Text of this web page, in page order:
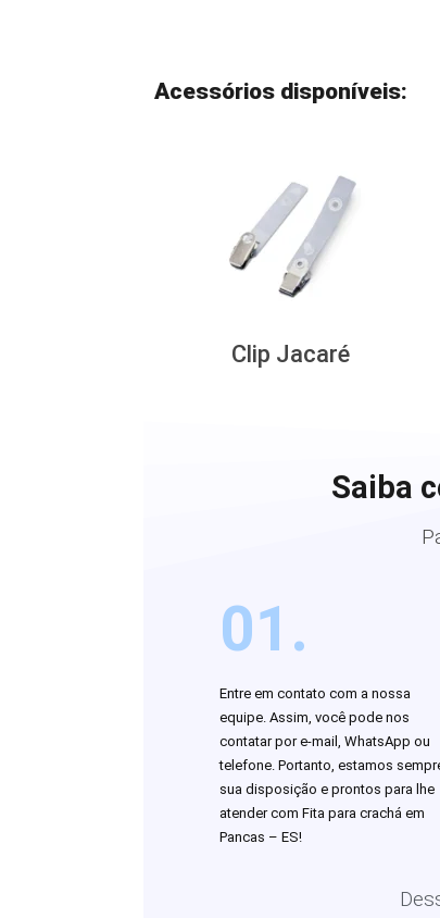
Acessórios disponíveis:
Clip Jacaré
Saiba
01.
Entre em contato com a nossa
equipe. Assim, você pode nos
contatar por e-mail, WhatsApp ou
telefone. Portanto, estamos
sua disposição e prontos para lhe
atender com Fita para crachá em
Pancas – ES!